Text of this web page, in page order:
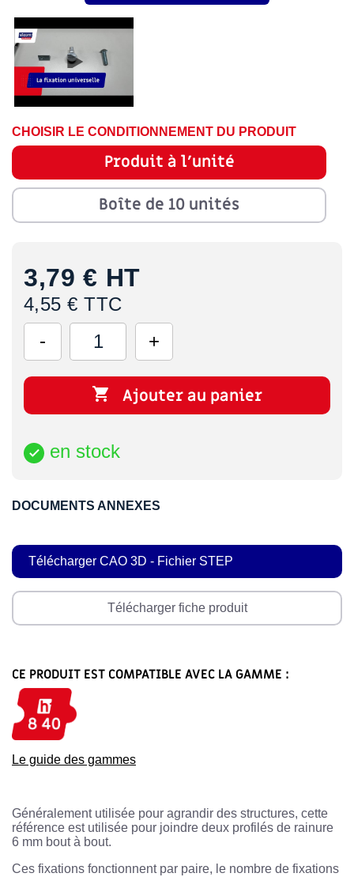
CHOISIR LE CONDITIONNEMENT DU PRODUIT
Produit à l'unité
Boîte de 10 unités
3,79 € HT
4,55 € TTC
 Ajouter au panier
 en stock
DOCUMENTS ANNEXES
Télécharger CAO 3D - Fichier STEP
Télécharger fiche produit
CE PRODUIT EST COMPATIBLE AVEC LA GAMME :
Le guide des gammes
Généralement utilisée pour agrandir des structures, cette
référence est utilisée pour joindre deux profilés de rainure
6 mm bout à bout.
Ces fixations fonctionnent par paire, le nombre de fixations